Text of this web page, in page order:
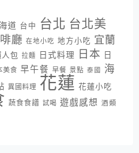
道 台中 台北 台北美
廳 在地小吃 地方小吃 宜蘭
人包 拉麵 日式料理 日本 日
美食 早午餐 早餐 景點 泰國
海
異國料理 花蓮 花蓮小吃
蔬食食譜 試喝 遊戲感想 酒類